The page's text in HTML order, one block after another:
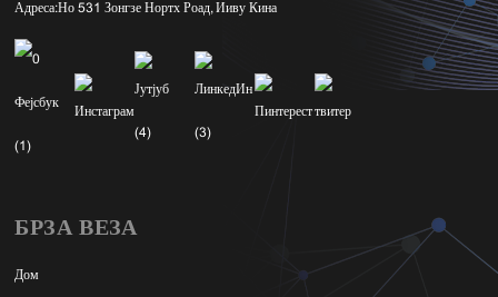
Адреса:Но 531 Зонгзе Нортх Роад, Ииву Кина
БРЗА ВЕЗА
Дом